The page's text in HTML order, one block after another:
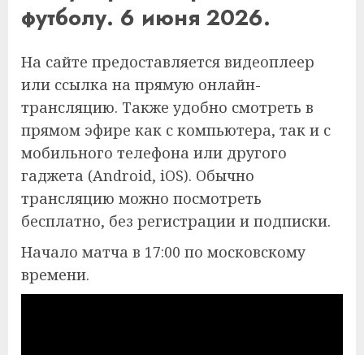
футболу. 6 июня 2026.
На сайте предоставляется видеоплеер
или ссылка на прямую онлайн-
трансляцию. Также удобно смотреть в
прямом эфире как с компьютера, так и с
мобильного телефона или другого
гаджета (Android, iOS). Обычно
трансляцию можно посмотреть
бесплатно, без регистрации и подписки.
Начало матча в 17:00 по московскому
времени.